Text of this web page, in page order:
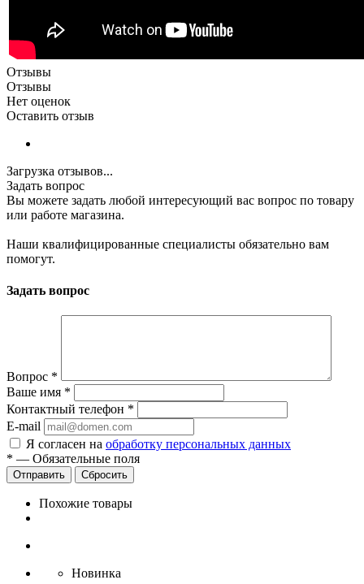
Отзывы
Отзывы
Нет оценок
Оставить отзыв
Загрузка отзывов...
Задать вопрос
Вы можете задать любой интересующий вас вопрос по товару
или работе магазина.
Наши квалифицированные специалисты обязательно вам
помогут.
Задать вопрос
Вопрос *
Ваше имя *
Контактный телефон *
E-mail
Я согласен на обработку персональных данных
* — Обязательные поля
Сбросить
Похожие товары
Новинка